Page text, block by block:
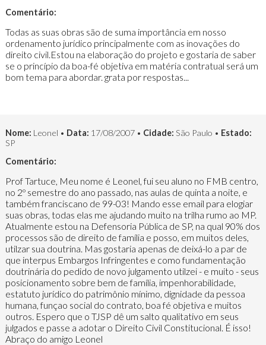
Comentário:
Todas as suas obras são de suma importância em nosso
ordenamento jurídico principalmente com as inovações do
direito civil.Estou na elaboração do projeto e gostaria de saber
se o princípio da boa-fé objetiva em matéria contratual será um
bom tema para abordar. grata por respostas...
Nome: Leonel • Data: 17/08/2007 • Cidade: São Paulo • Estado:
SP
Comentário:
Prof Tartuce, Meu nome é Leonel, fui seu aluno no FMB centro,
no 2º semestre do ano passado, nas aulas de quinta a noite, e
também franciscano de 99-03! Mando esse email para elogiar
suas obras, todas elas me ajudando muito na trilha rumo ao MP.
Atualmente estou na Defensoria Pública de SP, na qual 90% dos
processos são de direito de família e posso, em muitos deles,
utilzar sua doutrina. Mas gostaria apenas de deixá-lo a par de
que interpus Embargos Infringentes e como fundamentação
doutrinária do pedido de novo julgamento utilzei - e muito - seus
posicionamento sobre bem de família, impenhorabilidade,
estatuto jurídico do patrimônio mínimo, dignidade da pessoa
humana, funçao social do contrato, boa fé objetiva e muitos
outros. Espero que o TJSP dê um salto qualitativo em seus
julgados e passe a adotar o Direito Civil Constitucional. É isso!
Abraço do amigo Leonel